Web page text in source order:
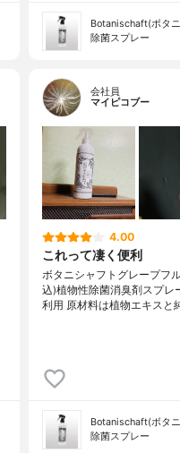
Botanischaft(ボタ
除菌スプレー
会社員
マイピコブー
4.00
これって凄く便利
ボタニシャフトグレープフ
込)植物性除菌消臭剤スプレ
利用 原材料は植物エキスと
Botanischaft(ボタ
除菌スプレー